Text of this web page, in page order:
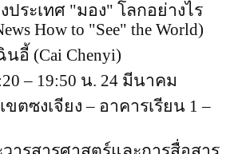
ประเทศ "มอง" โลกอย่างไร
How to "See" the World)
นอี้ (Cai Chenyi)
– 19:50 น. 24 มีนาคม
ขตซงเจียง – อาคารเรียน 1 –